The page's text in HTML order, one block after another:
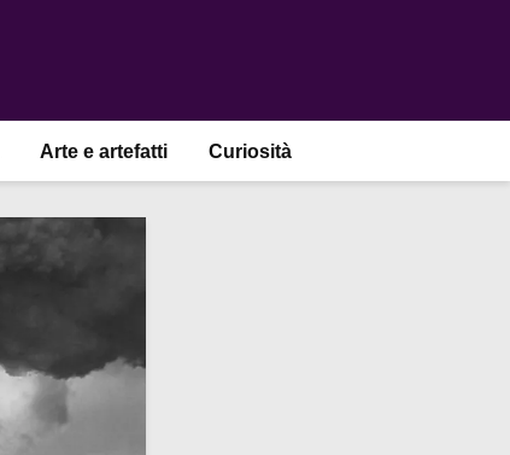
Arte e artefatti Curiosità